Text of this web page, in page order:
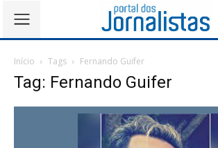
Início Tags Fernando Guifer
Tag: Fernando Guifer